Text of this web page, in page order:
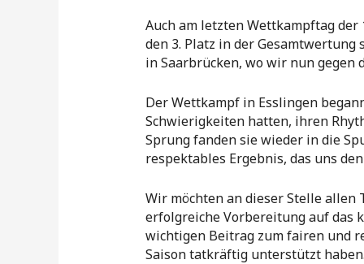
Auch am letzten Wettkampftag
den 3. Platz in der
in Saarbrücken, wo wir nun gegen
Der Wettkampf in Esslingen
Schwierigkeiten hatten, ihren
Sprung fanden sie wieder in die
respektables Ergebnis, das uns
Wir möchten an dieser Stelle
erfolgreiche Vorbereitung auf das
wichtigen Beitrag zum fairen und
Saison tatkräftig unterstützt haben.